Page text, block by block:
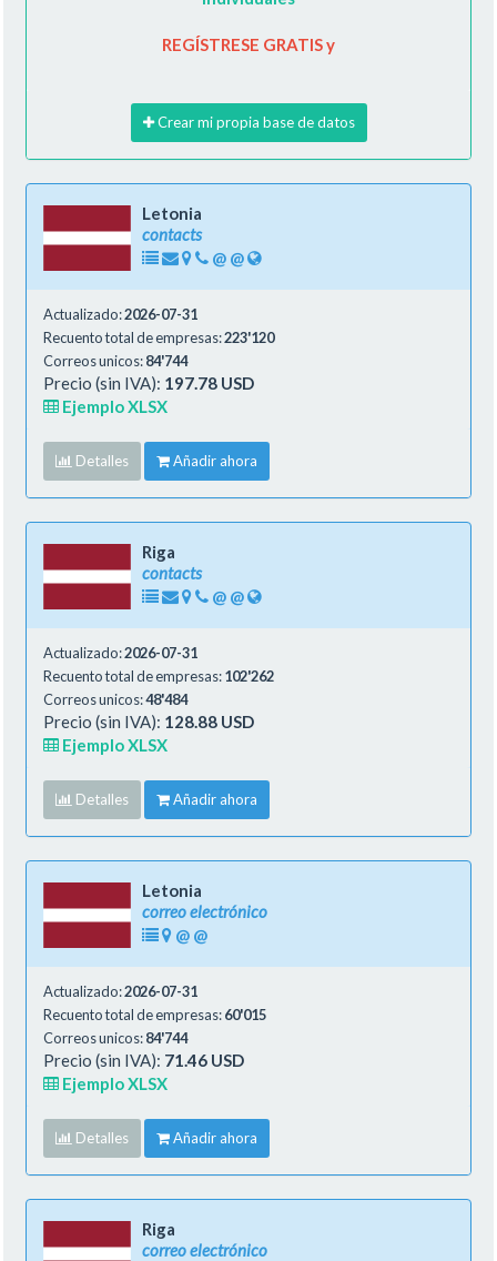
REGÍSTRESE GRATIS y
Crear mi propia base de datos
Letonia
contacts
@ @
Actualizado:2026-07-31
Recuento total de empresas:223'120
Correos unicos:84'744
Precio (sin IVA): 197.78 USD
Ejemplo XLSX
Detalles Añadir ahora
Riga
contacts
@ @
Actualizado:2026-07-31
Recuento total de empresas:102'262
Correos unicos:48'484
Precio (sin IVA): 128.88 USD
Ejemplo XLSX
Detalles Añadir ahora
Letonia
correo electrónico
@ @
Actualizado:2026-07-31
Recuento total de empresas:60'015
Correos unicos:84'744
Precio (sin IVA): 71.46 USD
Ejemplo XLSX
Detalles Añadir ahora
Riga
correo electrónico